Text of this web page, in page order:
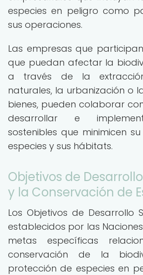
especies en peligro como
sus operaciones.
Las empresas que
que puedan afectar la
a través de la
naturales, la urbanización o
bienes, pueden colaborar
desarrollar e
sostenibles que minimicen
especies y sus hábitats.
Objetivos de
y la Conservación de
Los Objetivos de Desarrollo
establecidos por las
metas específicas
conservación de la
protección de especies en